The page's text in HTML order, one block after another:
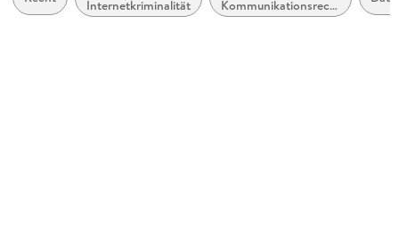
Stefan Weidert, Jürgen Ensthaler
Internetkriminalität
Kommunikationsrecht,
Postrecht